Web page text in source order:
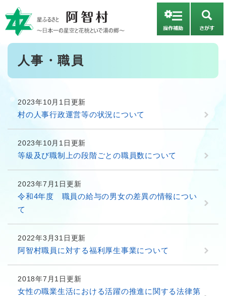
ー
ジ
が
す
本
人事・職員
2023年10月1日更新
村の人事行政運営等の状況について
2023年10月1日更新
等級及び職制上の段階ごとの職員数について
2023年7月1日更新
令和4年度 職員の給与の男女の差異の情報につい
て
2022年3月31日更新
阿智村職員に対する福利厚生事業について
2018年7月1日更新
女性の職業生活における活躍の推進に関する法律第